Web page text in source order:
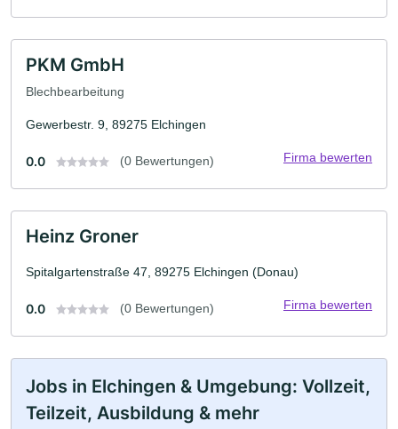
PKM GmbH
Blechbearbeitung
Gewerbestr. 9, 89275 Elchingen
0.0 (0 Bewertungen) Firma bewerten
Heinz Groner
Spitalgartenstraße 47, 89275 Elchingen (Donau)
0.0 (0 Bewertungen) Firma bewerten
Jobs in Elchingen & Umgebung: Vollzeit,
Teilzeit, Ausbildung & mehr